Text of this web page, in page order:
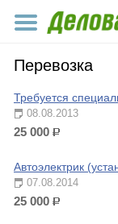
Перевозка
Требуется
08.08.2013
25 000 р.
Автоэлектрик
07.08.2014
25 000 р.